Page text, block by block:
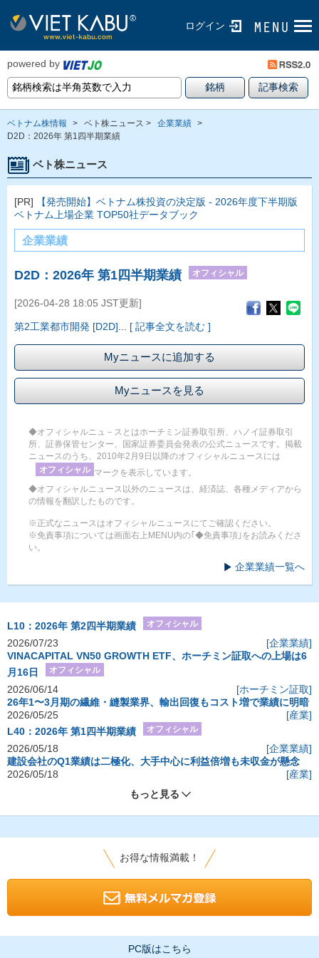
ログイン
powered by
ベトナム株情報 > ベト株ニュース > 企業業績 >
D2D：2026年 第1四半期業績
ベト株ニュース
[PR]
【発売開始】ベトナム株投資の決定版 - 2026年度下半期版
ベトナム上場企業 TOP50社データブック
企業業績
D2D：2026年 第1四半期業績 オフィシャル
[2026-04-28 18:05 JST更新]
第2工業都市開発 [D2D] [ 記事全文を読む ]
Myニュースに追加する
Myニュースを見る
◆オフィシャルニュ－スとはホーチミン証券取引所、ハノイ証券取引
所、証券保管センター、国家証券委員会発表の公式ニュースです。掲載
ニュースのうち、2010年2月9日以降のオフィシャルニュースには
オフィシャル マークを表示しています。
◆オフィシャルニュース以外のニュースは、経済誌、各種メディアから
の情報を翻訳したものです。
※正式なニュースはオフィシャルニュースにてご確認ください。
※免責事項については画面右上MENU内の｢◆免責事項｣をお読みくださ
い。
企業業績一覧へ
L10：2026年 第2四半期業績 オフィシャル
2026/07/23
[企業業績]
VINACAPITAL VN50 GROWTH ETF、ホーチミン証取への上場は6
月16日
オフィシャル
2026/06/14
[ホーチミン証取]
26年1〜3月期の繊維・縫製業界、輸出回復もコスト増で業績に明暗
2026/05/25
[産業]
L40：2026年 第1四半期業績
オフィシャル
2026/05/18
[企業業績]
建設会社のQ1業績は二極化、大手中心に利益倍増も未収金が懸念
2026/05/18
[産業]
もっと見る
お得な情報満載！
PC版はこちら